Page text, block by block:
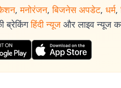
की निरंतर रिपोर्टिंग, विशेष और
झा को पश्चिम बंगाल और पूर्वी भारत के
, मनोरंजन, बिजनेस अपडेट, धर्म,
ब्रेकिंग हिंदी न्यूज और लाइव न्यूज